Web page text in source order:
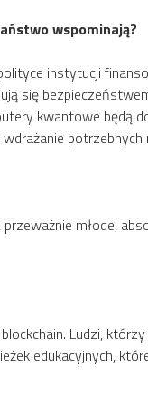
wspominają?
instytucji
się
kwantowe
młode,
Ludzi,
edukacyjnych,